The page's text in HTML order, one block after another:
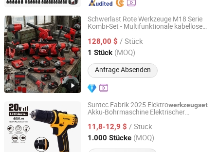
Schwerlast Rote Werkzeuge M18 Serie
Kombi-Set - Multifunktionale kabellose
bekannten Markenbatterien für DIY-
Anpassungen
128,00 $ / Stück
1 Stück (MOQ)
Anfrage Absenden
Hong Kong Lonely Warrior Technology Co., Limited
Hubei, China Seit 2025
Suntec Fabrik 2025 Elektrowerkzeugset
Akku-Bohrmaschine Elektrischer
11,8-12,9 $ / Stück
1.000 Stücke (MOQ)
Yongkang Suntec Electric Appliance Co., Ltd.
Zhejiang, China Seit 2021